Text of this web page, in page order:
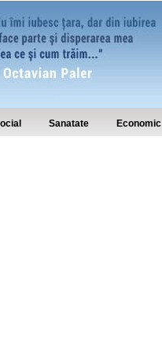
Sanatate Economic